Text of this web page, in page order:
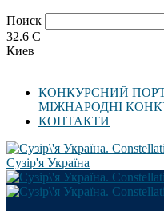
Поиск
32.6 C
Киев
КОНКУРСНИЙ
МІЖНАРОДНІ
КОНТАКТИ
Сузір'я Україна